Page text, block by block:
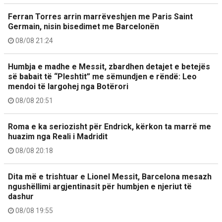
Ferran Torres arrin marrëveshjen me Paris Saint
Germain, nisin bisedimet me Barcelonën
08/08 21:24
Humbja e madhe e Messit, zbardhen detajet e betejës
së babait të “Pleshtit” me sëmundjen e rëndë: Leo
mendoi të largohej nga Botërori
08/08 20:51
Roma e ka seriozisht për Endrick, kërkon ta marrë me
huazim nga Reali i Madridit
08/08 20:18
Dita më e trishtuar e Lionel Messit, Barcelona mesazh
ngushëllimi argjentinasit për humbjen e njeriut të
dashur
08/08 19:55